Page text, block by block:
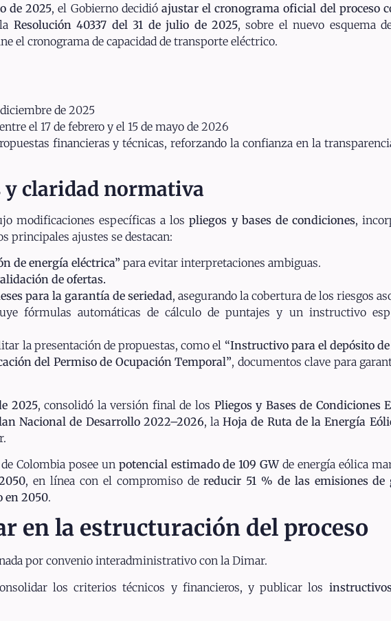
de 2025, el Gobierno decidió ajustar el cronograma oficial del proceso
Resolución 40337 del 31 de julio de 2025, sobre el nuevo esquema
el cronograma de capacidad de transporte eléctrico.
diciembre de 2025
entre el 17 de febrero y el 15 de mayo de 2026
financieras y técnicas, reforzando la confianza en la
y claridad normativa
modificaciones específicas a lospliegos y bases de condiciones,
principales ajustes se destacan:
de energía eléctrica” para evitar interpretaciones ambiguas.
de ofertas.
para la garantía de seriedad, asegurando la cobertura de los riesgos
fórmulas automáticas de cálculo de puntajes y un instructivo
la presentación de propuestas, como el “Instructivo para el depósito
del Permiso de Ocupación Temporal”, documentos clave para
2025, consolidó la versión final de los Pliegos y Bases de Condiciones
Nacional de Desarrollo 2022–2026, laHoja de Ruta de la Energía
Colombia posee un potencial estimado de 109 GWde energía eólica
, en línea con el compromiso dereducir 51 % de las emisiones de
en 2050.
en la estructuración del proceso
por convenio interadministrativo con la Dimar.
los criterios técnicos y financieros, y publicar los